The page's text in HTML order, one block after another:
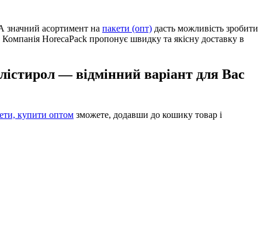
значний асортимент на пакети (опт) дасть можливість зробити
HorecaPack пропонує швидку та якісну доставку в
— відмінний варіант для Вас
купити оптом зможете, додавши до кошику товар і